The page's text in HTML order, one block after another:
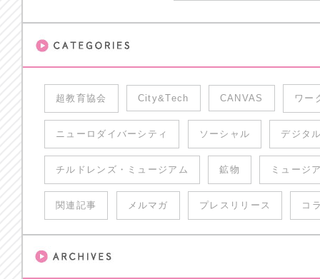
超教育協会 City&Tech CANVAS ワー
ニューロダイバーシティ ソーシャル デジタ
チルドレンズ・ミュージアム 鉱物 ミュージ
関連記事 メルマガ プレスリリース コ